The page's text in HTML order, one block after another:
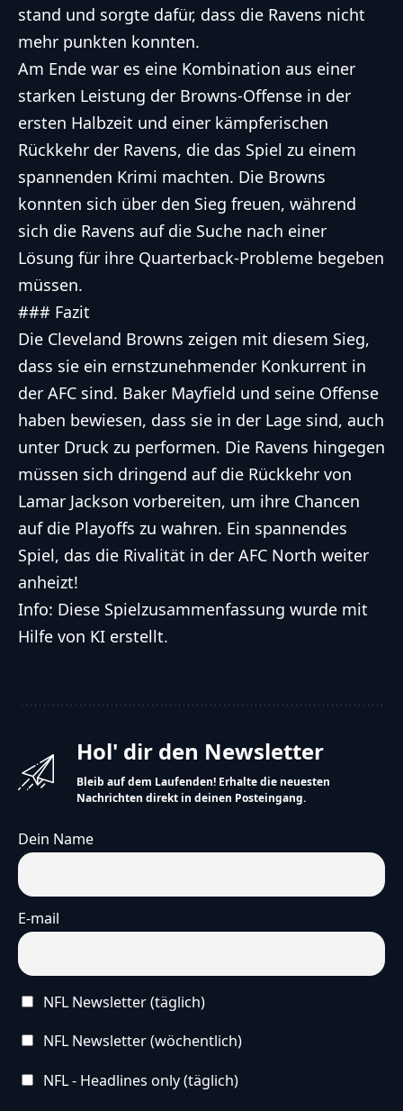
stand und sorgte dafür, dass die Ravens nicht
mehr punkten konnten.
Am Ende war es eine Kombination aus einer
starken Leistung der Browns-Offense in der
ersten Halbzeit und einer kämpferischen
Rückkehr der Ravens, die das Spiel zu einem
spannenden Krimi machten. Die Browns
konnten sich über den Sieg freuen, während
sich die Ravens auf die Suche nach einer
Lösung für ihre Quarterback-Probleme begeben
müssen.
### Fazit
Die Cleveland Browns zeigen mit diesem Sieg,
dass sie ein ernstzunehmender Konkurrent in
der AFC sind. Baker Mayfield und seine Offense
haben bewiesen, dass sie in der Lage sind, auch
unter Druck zu performen. Die Ravens hingegen
müssen sich dringend auf die Rückkehr von
Lamar Jackson vorbereiten, um ihre Chancen
auf die Playoffs zu wahren. Ein spannendes
Spiel, das die Rivalität in der AFC North weiter
anheizt!
Info: Diese Spielzusammenfassung wurde mit
Hilfe von KI erstellt.
Hol' dir den Newsletter
Bleib auf dem Laufenden! Erhalte die neuesten
Nachrichten direkt in deinen Posteingang.
Dein Name
E-mail
NFL Newsletter (täglich)
NFL Newsletter (wöchentlich)
NFL - Headlines only (täglich)